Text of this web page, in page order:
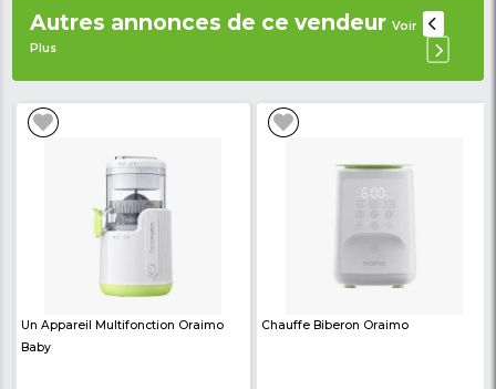
Allumage: Automatique
Couleur
Surface: facile d’entretien
Couvercle: oui
Consommation de gaz
: optimisée
: domestique ou professionnel léger
Garantie: 6 mois
internautes
There are no reviews on